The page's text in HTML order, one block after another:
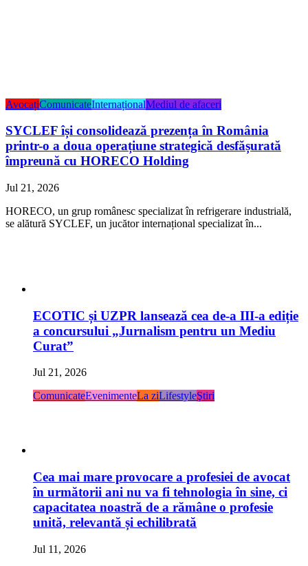
AvocațiComunicateInternaționalMediul de afaceri
SYCLEF își consolidează prezența în România
printr-o a doua operațiune strategică desfășurată
împreună cu HORECO Holding
Jul 21, 2026
HORECO, un grup românesc specializat în refrigerare industrială,
se alătură SYCLEF, un jucător internațional specializat în...
ECOTIC și UZPR lansează cea de-a III-a ediție
a concursului „Jurnalism pentru un Mediu
Curat”
Jul 21, 2026
ComunicateEvenimenteLa ziLifestyleŞtiri
Cea mai mare provocare a profesiei de avocat
în următorii ani nu va fi tehnologia în sine, ci
capacitatea noastră de a rămâne o profesie
unită, relevantă și echilibrată
Jul 11, 2026